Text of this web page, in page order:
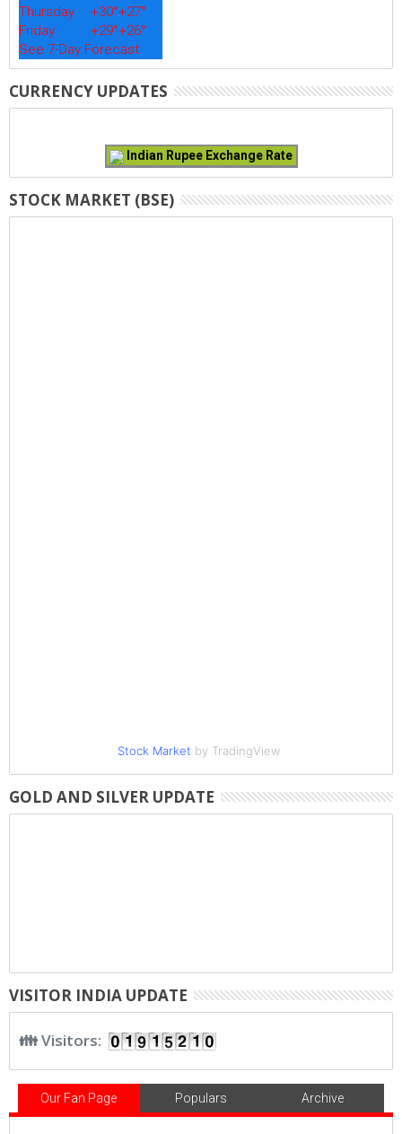
Thursday
+30°+27°
Friday
+29°+26°
See 7-Day Forecast
CURRENCY UPDATES
Indian Rupee Exchange Rate
STOCK MARKET (BSE)
Stock Market by TradingView
GOLD AND SILVER UPDATE
VISITOR INDIA UPDATE
👪 Visitors:
Our Fan Page Populars Archive